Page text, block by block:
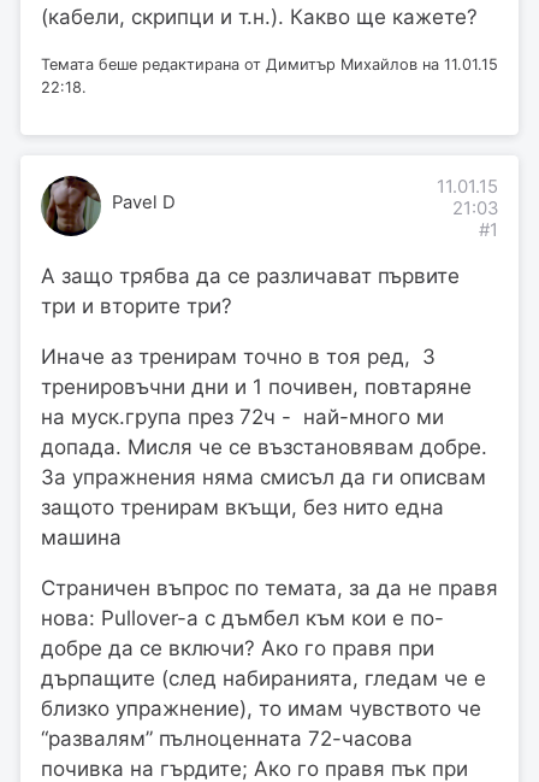
(кабели, скрипци и т.н.). Какво ще кажете?
Темата беше редактирана от Димитър Михайлов на 11.01.15
22:18.
Pavel D
11.01.15
21:03
#1
А защо трябва да се различават първите
три и вторите три?
Иначе аз тренирам точно в тоя ред, 3
тренировъчни дни и 1 почивен, повтаряне
на муск.група през 72ч - най-много ми
допада. Мисля че се възстановявам добре.
За упражнения няма смисъл да ги описвам
защото тренирам вкъщи, без нито една
машина
Страничен въпрос по темата, за да не правя
нова: Pullover-a с дъмбел към кои е по-
добре да се включи? Ако го правя при
дърпащите (след набиранията, гледам че е
близко упражнение), то имам чувството че
“развалям” пълноценната 72-часова
почивка на гърдите; Ако го правя пък при